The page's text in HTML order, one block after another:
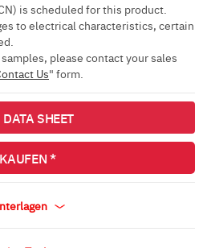
is scheduled for this product.
to electrical characteristics, certain
please contact your sales
Us" form.
DATA SHEET
KAUFEN *